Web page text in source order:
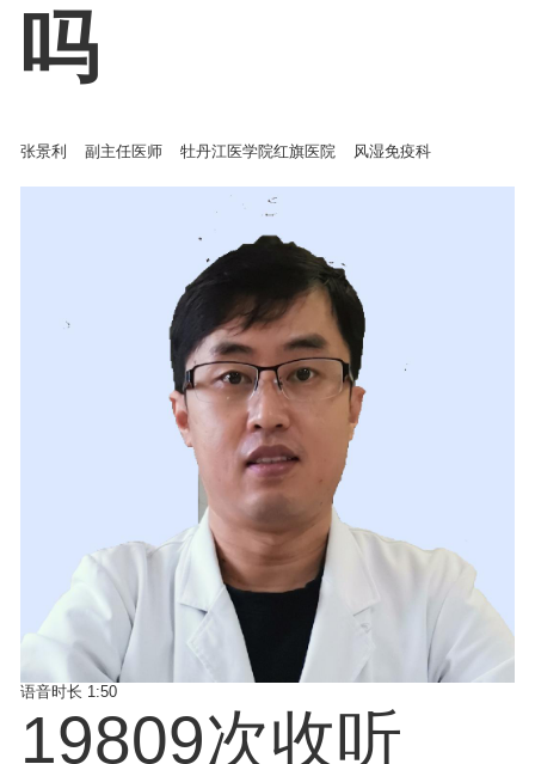
吗
张景利 副主任医师 牡丹江医学院红旗医院 风湿免疫科
语音时长 1:50
19809次收听